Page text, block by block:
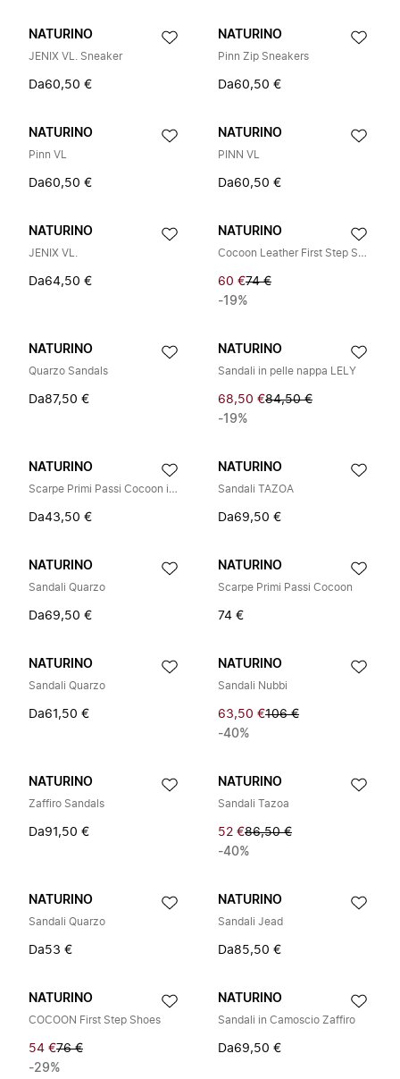
NATURINO
JENIX VL. Sneaker
Da60,50 €
NATURINO
Pinn Zip Sneakers
Da60,50 €
NATURINO
Pinn VL
Da60,50 €
NATURINO
PINN VL
Da60,50 €
NATURINO
JENIX VL.
Da64,50 €
NATURINO
Cocoon Leather First Step Shoes
60 €74 €
-19%
NATURINO
Quarzo Sandals
Da87,50 €
NATURINO
Sandali in pelle nappa LELY
68,50 €84,50 €
-19%
NATURINO
Scarpe Primi Passi Cocoon in Camoscio
Da43,50 €
NATURINO
Sandali TAZOA
Da69,50 €
NATURINO
Sandali Quarzo
Da69,50 €
NATURINO
Scarpe Primi Passi Cocoon
74 €
NATURINO
Sandali Quarzo
Da61,50 €
NATURINO
Sandali Nubbi
63,50 €106 €
-40%
NATURINO
Zaffiro Sandals
Da91,50 €
NATURINO
Sandali Tazoa
52 €86,50 €
-40%
NATURINO
Sandali Quarzo
Da53 €
NATURINO
Sandali Jead
Da85,50 €
NATURINO
COCOON First Step Shoes
54 €76 €
-29%
NATURINO
Sandali in Camoscio Zaffiro
Da69,50 €